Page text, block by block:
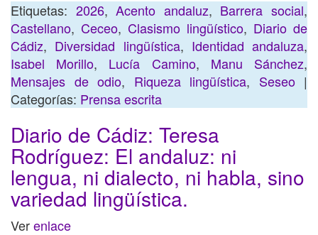
Etiquetas: 2026,Acento andaluz, Barrera social,
Castellano, Ceceo, Clasismo lingüístico, Diario de
Cádiz, Diversidad lingüística, Identidad andaluza,
Isabel Morillo, Lucía Camino, Manu Sánchez,
Mensajes de odio, Riqueza lingüística, Seseo|
Categorías: Prensa escrita
Diario de Cádiz: Teresa
Rodríguez: El andaluz: ni
lengua, ni dialecto, ni habla, sino
variedad lingüística.
Verenlace